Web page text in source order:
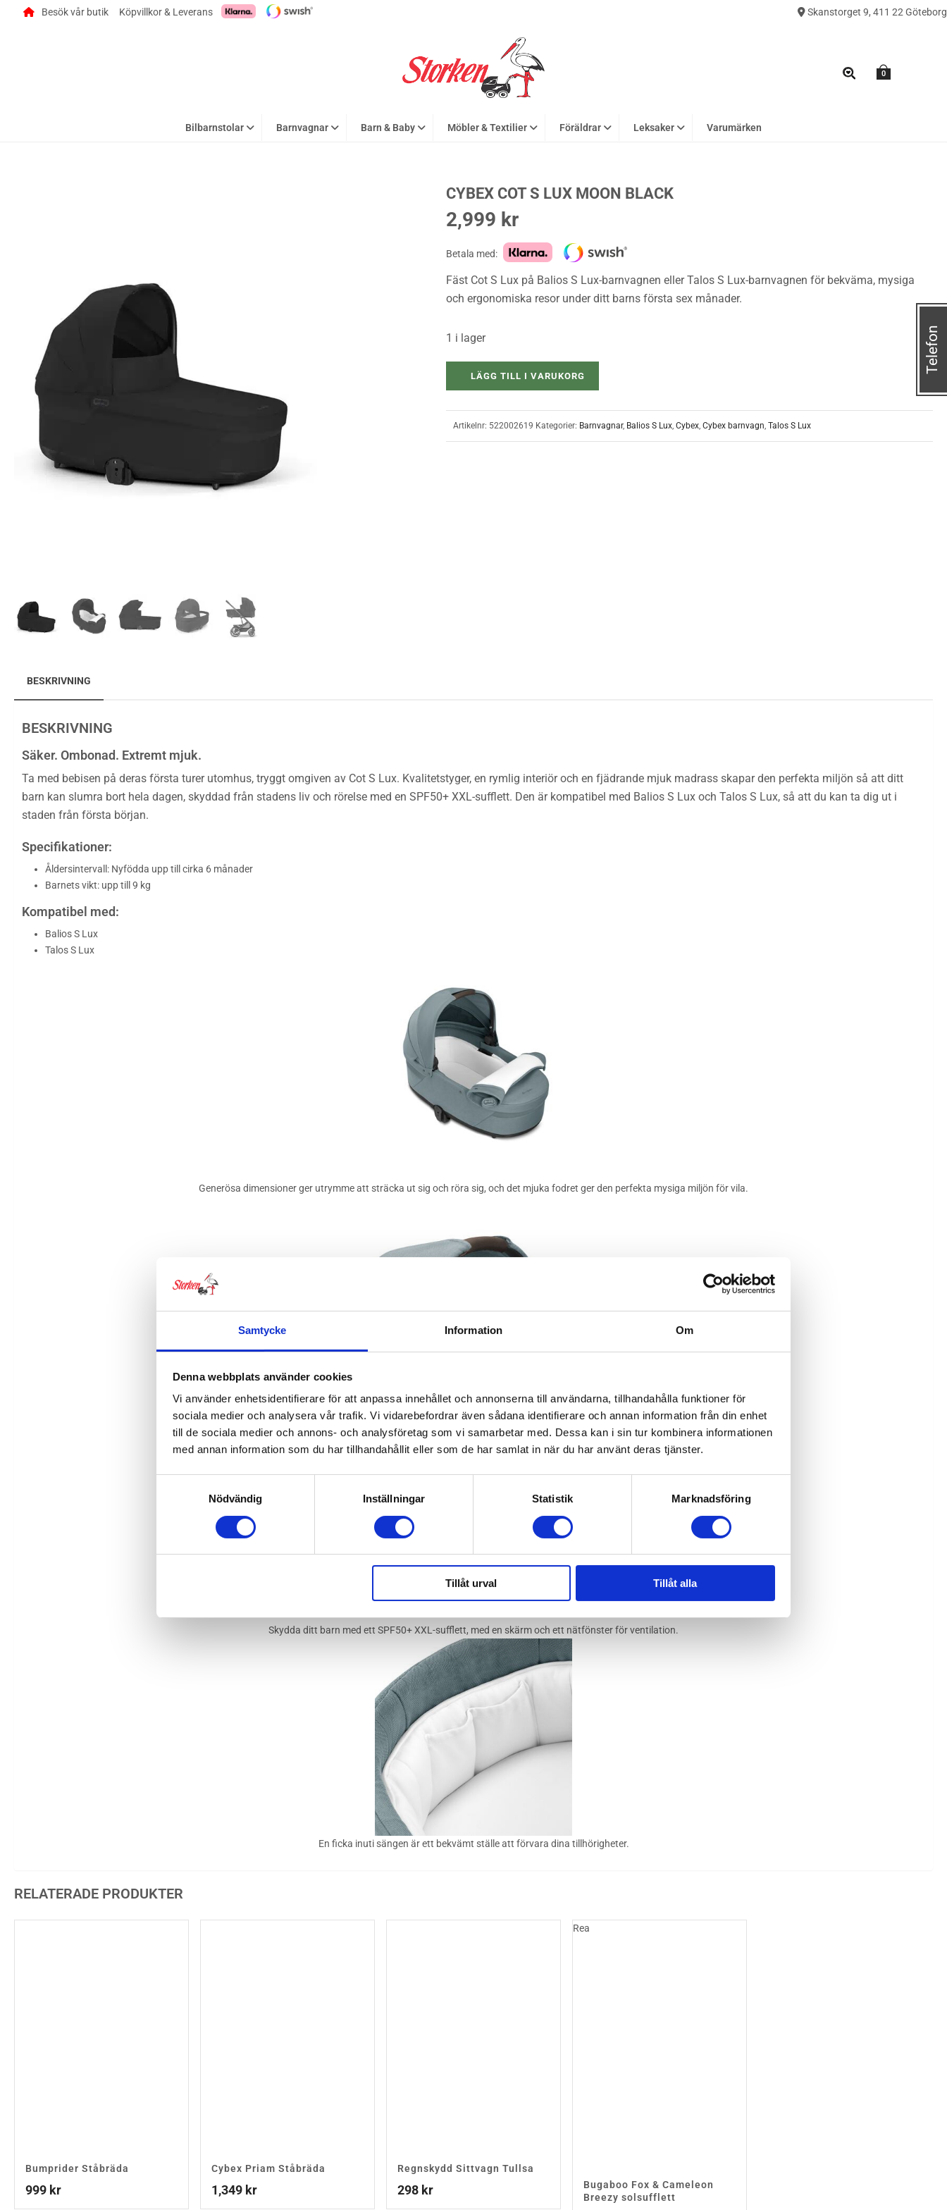
Samtycke Information Om
Denna webbplats använder cookies
Vi använder enhetsidentifierare för att anpassa innehållet och annonserna till användarna, tillhandahålla funktioner för
sociala medier och analysera vår trafik. Vi vidarebefordrar även sådana identifierare och annan information från din enhet
till de sociala medier och annons- och analysföretag som vi samarbetar med. Dessa kan i sin tur kombinera informationen
med annan information som du har tillhandahållit eller som de har samlat in när du har använt deras tjänster.
Nödvändig
Inställningar Statistik Marknadsföring
Tillåt urval Tillåt alla
Besök vår butik Köpvillkor & Leverans Skanstorget 9, 411 22 Göteborg
0
Bilbarnstolar Barnvagnar Barn & Baby Möbler & Textilier Föräldrar Leksaker Varumärken
CYBEX COT S LUX MOON BLACK
2,999 kr
Betala med:
Fäst Cot S Lux på Balios S Lux-barnvagnen eller Talos S Lux-barnvagnen för bekväma, mysiga
och ergonomiska resor under ditt barns första sex månader.
1 i lager
LÄGG TILL I VARUKORG
Artikelnr: 522002619 Kategorier: Barnvagnar, Balios S Lux, Cybex, Cybex barnvagn, Talos S Lux
BESKRIVNING
BESKRIVNING
Säker. Ombonad. Extremt mjuk.
Ta med bebisen på deras första turer utomhus, tryggt omgiven av Cot S Lux. Kvalitetstyger, en rymlig interiör och en fjädrande mjuk madrass skapar den perfekta miljön så att ditt
barn kan slumra bort hela dagen, skyddad från stadens liv och rörelse med en SPF50+ XXL-sufflett. Den är kompatibel med Balios S Lux och Talos S Lux, så att du kan ta dig ut i
staden från första början.
Specifikationer:
Åldersintervall: Nyfödda upp till cirka 6 månader
Barnets vikt: upp till 9 kg
Kompatibel med:
Balios S Lux
Talos S Lux
Generösa dimensioner ger utrymme att sträcka ut sig och röra sig, och det mjuka fodret ger den perfekta mysiga miljön för vila.
Bär Cot S Lux utan ansträngning med det integrerade bärhandtaget och fäst den enkelt på en barnvagnsram med minnesknappar.
Skydda ditt barn med ett SPF50+ XXL-sufflett, med en skärm och ett nätfönster för ventilation.
En ficka inuti sängen är ett bekvämt ställe att förvara dina tillhörigheter.
RELATERADE PRODUKTER
Bumprider Ståbräda
999 kr
Cybex Priam Ståbräda
1,349 kr
Regnskydd Sittvagn Tullsa
298 kr
Rea
Bugaboo Fox & Cameleon
Breezy solsufflett
Telefon